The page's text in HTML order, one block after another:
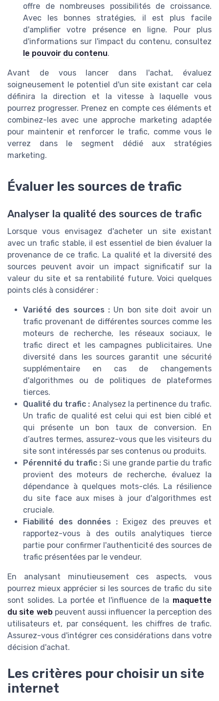
offre de nombreuses possibilités de croissance.
Avec les bonnes stratégies, il est plus facile
d'amplifier votre présence en ligne. Pour plus
d'informations sur l'impact du contenu, consultez
le pouvoir du contenu.
Avant de vous lancer dans l'achat, évaluez
soigneusement le potentiel d'un site existant car cela
définira la direction et la vitesse à laquelle vous
pourrez progresser. Prenez en compte ces éléments et
combinez-les avec une approche marketing adaptée
pour maintenir et renforcer le trafic, comme vous le
verrez dans le segment dédié aux stratégies
marketing.
Évaluer les sources de trafic
Analyser la qualité des sources de trafic
Lorsque vous envisagez d'acheter un site existant
avec un trafic stable, il est essentiel de bien évaluer la
provenance de ce trafic. La qualité et la diversité des
sources peuvent avoir un impact significatif sur la
valeur du site et sa rentabilité future. Voici quelques
points clés à considérer :
Variété des sources : Un bon site doit avoir un
trafic provenant de différentes sources comme les
moteurs de recherche, les réseaux sociaux, le
trafic direct et les campagnes publicitaires. Une
diversité dans les sources garantit une sécurité
supplémentaire en cas de changements
d'algorithmes ou de politiques de plateformes
tierces.
Qualité du trafic : Analysez la pertinence du trafic.
Un trafic de qualité est celui qui est bien ciblé et
qui présente un bon taux de conversion. En
d’autres termes, assurez-vous que les visiteurs du
site sont intéressés par ses contenus ou produits.
Pérennité du trafic : Si une grande partie du trafic
provient des moteurs de recherche, évaluez la
dépendance à quelques mots-clés. La résilience
du site face aux mises à jour d'algorithmes est
cruciale.
Fiabilité des données : Exigez des preuves et
rapportez-vous à des outils analytiques tierce
partie pour confirmer l'authenticité des sources de
trafic présentées par le vendeur.
En analysant minutieusement ces aspects, vous
pourrez mieux apprécier si les sources de trafic du site
sont solides. La portée et l'influence de la maquette
du site web peuvent aussi influencer la perception des
utilisateurs et, par conséquent, les chiffres de trafic.
Assurez-vous d'intégrer ces considérations dans votre
décision d'achat.
Les critères pour choisir un site
internet